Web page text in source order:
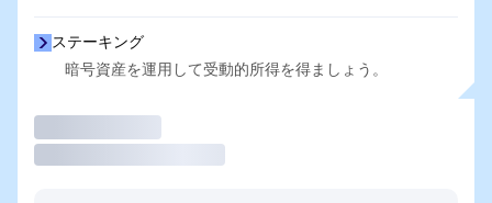
ステーキング
暗号資産を運用して受動的所得を得ましょう。